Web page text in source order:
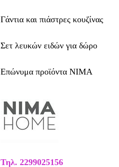
Γάντια και πιάστρες κουζίνας
Σετ λευκών ειδών για δώρο
Επώνυμα προϊόντα NIMA
Τηλ. 2299025156